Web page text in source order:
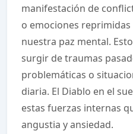
manifestación de
o emociones
nuestra paz mental.
surgir de traumas
problemáticas o
diaria. El Diablo en el
estas fuerzas internas
angustia y ansiedad.